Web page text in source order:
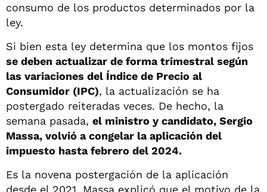
consumo de los productos determinados por la
ley.
Si bien esta ley determina que los montos fijos
se deben actualizar de forma trimestral según
las variaciones del Índice de Precio al
Consumidor (IPC), la actualización se ha
postergado reiteradas veces. De hecho, la
semana pasada, el ministro y candidato, Sergio
Massa, volvió a congelar la aplicación del
impuesto hasta febrero del 2024.
Es la novena postergación de la aplicación
desde el 2021. Massa explicó que el motivo de la